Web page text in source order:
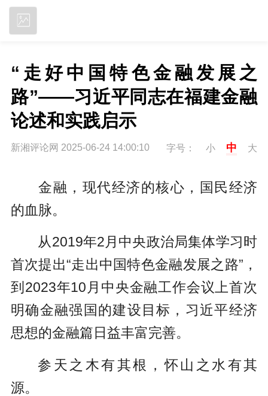
“走好中国特色金融发展之
路”——习近平同志在福建金融
论述和实践启示
新湘评论网 2025-06-24 14:00:10 字号： 小 中 大
金融，现代经济的核心，国民经济
的血脉。
从2019年2月中央政治局集体学习时
首次提出“走出中国特色金融发展之路”，
到2023年10月中央金融工作会议上首次
明确金融强国的建设目标，习近平经济
思想的金融篇日益丰富完善。
参天之木有其根，怀山之水有其
源。